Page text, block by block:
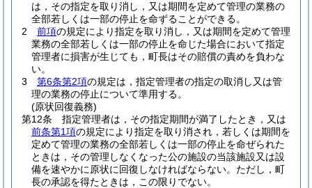
は，その指定を取り消し，又は期間を定めて管理の業務の
全部若しくは一部の停止を命ずることができる。
2
前項の規定により指定を取り消し，又は期間を定めて管理
業務の全部若しくは一部の停止を命じた場合において指定
管理者に損害が生じても，町長はその賠償の責めを負わな
い。
3
第6条第2項の規定は，指定管理者の指定の取消し又は管
理の業務の停止について準用する。
(原状回復義務)
第12条
指定管理者は，その指定期間が満了したとき，又は
前条第1項の規定により指定を取り消され，若しくは期間を
定めて管理の業務の全部若しくは一部の停止を命ぜられた
ときは，その管理しなくなった公の施設の当該施設又は設
備を速やかに原状に回復しなければならない。 ただし，町
長の承認を得たときは，この限りでない。